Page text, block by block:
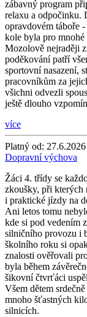
zábavný program
relaxu a odpočinku.
opravdovém táboře
kole byla pro mnohé
Mozolově nejraději
poděkování patří
sportovní nasazení,
pracovníkům za
všichni odvezli
ještě dlouho
více
Platný od: 27.6.2026
Dopravní výchova
Žáci 4. třídy se
zkoušky, při kterých
i praktické jízdy na
Ani letos tomu
kde si pod vedením
silničního provozu i
školního roku si
znalosti ověřovali
byla během
šikovní čtvrťáci
Všem dětem
mnoho šťastných
silnicích.